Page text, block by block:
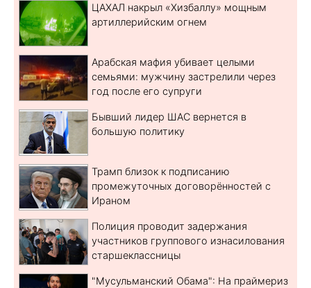
ЦАХАЛ накрыл «Хизбаллу» мощным
артиллерийским огнем
Арабская мафия убивает целыми
семьями: мужчину застрелили через
год после его супруги
Бывший лидер ШАС вернется в
большую политику
Трамп близок к подписанию
промежуточных договорённостей с
Ираном
Полиция проводит задержания
участников группового изнасилования
старшеклассницы
"Мусульманский Обама": На праймериз